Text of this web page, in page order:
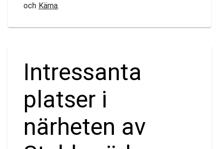
och Kärna.
Intressanta
platser i
närheten av